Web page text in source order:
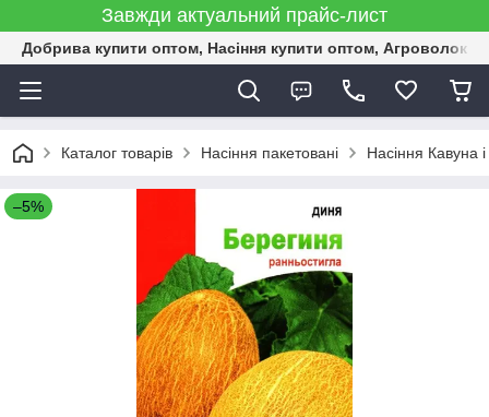
Завжди актуальний прайс-лист
Добрива купити оптом, Насіння купити оптом,
Каталог товарів Насіння пакетовані Насіння Кавуна
–5%